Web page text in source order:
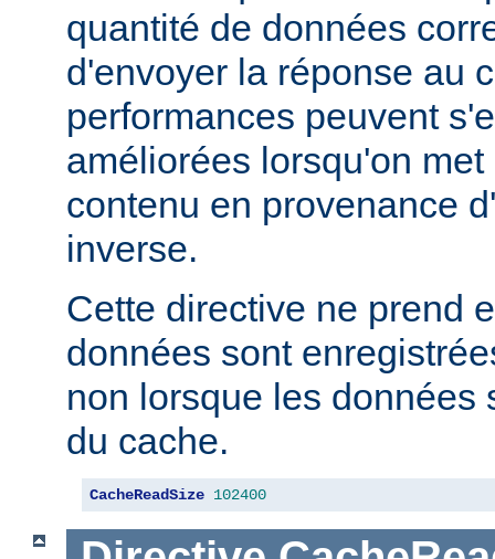
quantité de données
d'envoyer la réponse au
performances peuvent
améliorées lorsqu'on
contenu en provenance
inverse.
Cette directive ne prend
données sont
non lorsque les données
du cache.
CacheReadSize 102400